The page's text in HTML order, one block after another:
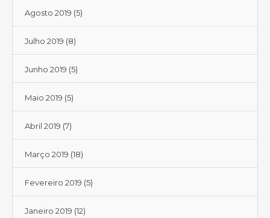
Agosto 2019 (5)
Julho 2019 (8)
Junho 2019 (5)
Maio 2019 (5)
Abril 2019 (7)
Março 2019 (18)
Fevereiro 2019 (5)
Janeiro 2019 (12)